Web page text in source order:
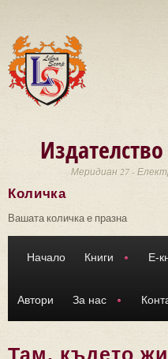
Меридиан 27 -
Количка
Вашата количка е празна
Начало Книги Е-
Автори За нас
Там, където